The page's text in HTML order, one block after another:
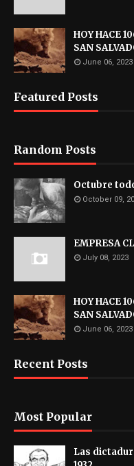
HOY HACE
SAN
June 06, 2023
Featured Posts
Random Posts
Octubre
October 09,
EMPRESA
July 08, 2023
HOY HACE
SAN
June 06, 2023
Recent Posts
Most Popular
Las